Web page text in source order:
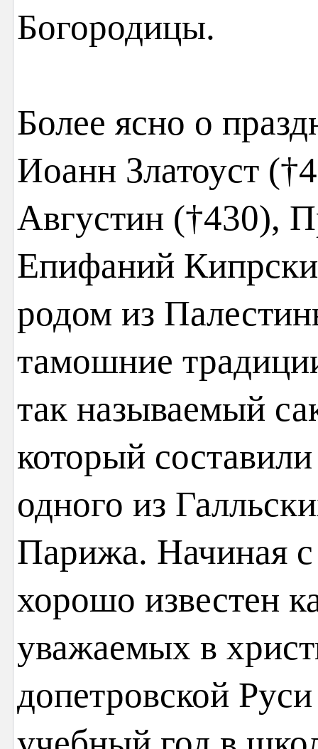
Богородицы.
Более ясно о
Иоанн Златоуст
Августин (†430),
Епифаний
родом из
тамошние
так называемый
который
одного из
Парижа. Начиная
хорошо известен
уважаемых в
допетровской